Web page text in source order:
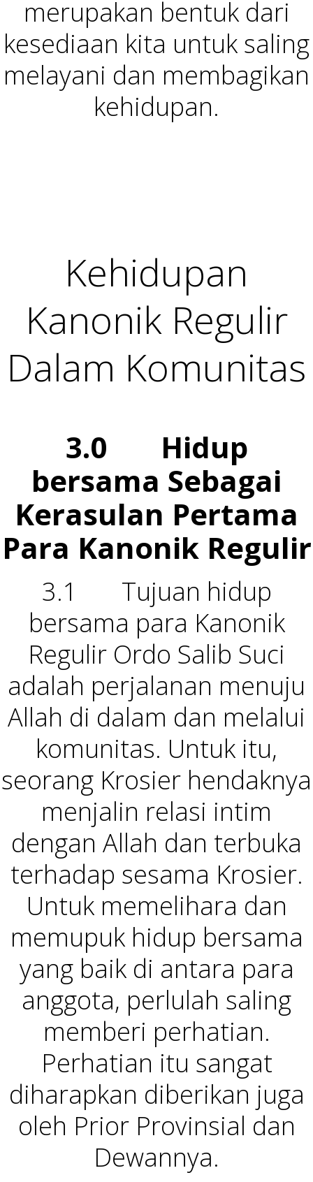
merupakan bentuk dari
kesediaan kita untuk saling
melayani dan membagikan
kehidupan.
Kehidupan
Kanonik Regulir
Dalam Komunitas
3.0 Hidup
bersama Sebagai
Kerasulan Pertama
Para Kanonik Regulir
3.1 Tujuan hidup
bersama para Kanonik
Regulir Ordo Salib Suci
adalah perjalanan menuju
Allah di dalam dan melalui
komunitas. Untuk itu,
seorang Krosier hendaknya
menjalin relasi intim
dengan Allah dan terbuka
terhadap sesama Krosier.
Untuk memelihara dan
memupuk hidup bersama
yang baik di antara para
anggota, perlulah saling
memberi perhatian.
Perhatian itu sangat
diharapkan diberikan juga
oleh Prior Provinsial dan
Dewannya.